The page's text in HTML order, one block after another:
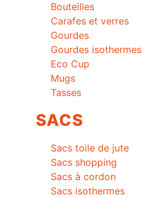
Bouteilles
Carafes et verres
Gourdes
Gourdes isothermes
Eco Cup
Mugs
Tasses
SACS
Sacs toile de jute
Sacs shopping
Sacs à cordon
Sacs isothermes